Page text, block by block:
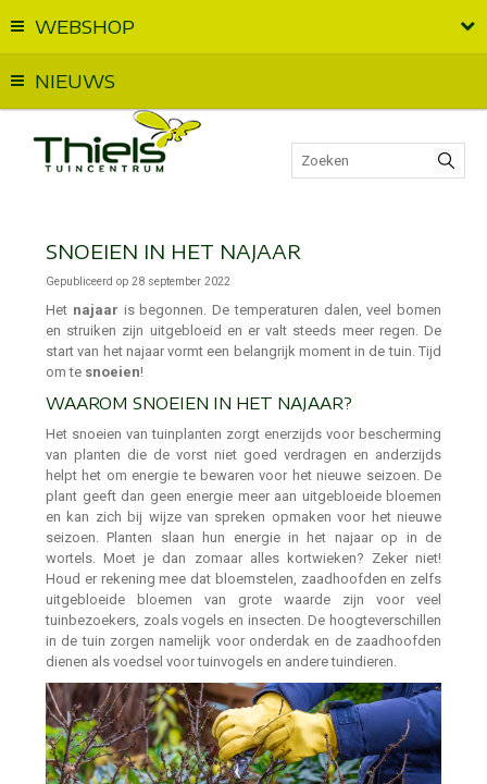
WEBSHOP
NIEUWS
SNOEIEN IN HET NAJAAR
Gepubliceerd op 28 september 2022
Het najaar is begonnen. De temperaturen dalen, veel bomen
en struiken zijn uitgebloeid en er valt steeds meer regen. De
start van het najaar vormt een belangrijk moment in de tuin. Tijd
om te snoeien!
WAAROM SNOEIEN IN HET NAJAAR?
Het snoeien van tuinplanten zorgt enerzijds voor bescherming
van planten die de vorst niet goed verdragen en anderzijds
helpt het om energie te bewaren voor het nieuwe seizoen. De
plant geeft dan geen energie meer aan uitgebloeide bloemen
en kan zich bij wijze van spreken opmaken voor het nieuwe
seizoen. Planten slaan hun energie in het najaar op in de
wortels. Moet je dan zomaar alles kortwieken? Zeker niet!
Houd er rekening mee dat bloemstelen, zaadhoofden en zelfs
uitgebloeide bloemen van grote waarde zijn voor veel
tuinbezoekers, zoals vogels en insecten. De hoogteverschillen
in de tuin zorgen namelijk voor onderdak en de zaadhoofden
dienen als voedsel voor tuinvogels en andere tuindieren.